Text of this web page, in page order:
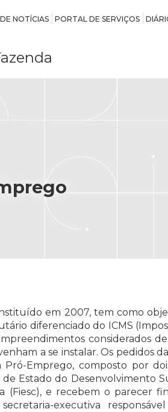
NOTÍCIAS PORTAL DE SERVIÇOS
em 2007, tem como
diferenciado do ICMS
considerados
a se instalar. Os pedidos
Emprego, composto por
Estado do Desenvolvimento
(Fiesc), e recebem o parecer
executiva